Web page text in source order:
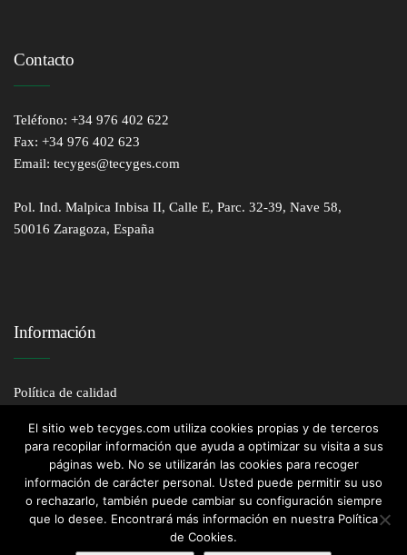
Contacto
Teléfono: +34 976 402 622
Fax: +34 976 402 623
Email: tecyges@tecyges.com
Pol. Ind. Malpica Inbisa II, Calle E, Parc. 32-39, Nave 58,
50016 Zaragoza, España
Información
Política de calidad
Política de privacidad
Aviso legal
El sitio web tecyges.com utiliza cookies propias y de terceros
para recopilar información que ayuda a optimizar su visita a sus
páginas web. No se utilizarán las cookies para recoger
información de carácter personal. Usted puede permitir su uso
o rechazarlo, también puede cambiar su configuración siempre
que lo desee. Encontrará más información en nuestra Política
de Cookies.